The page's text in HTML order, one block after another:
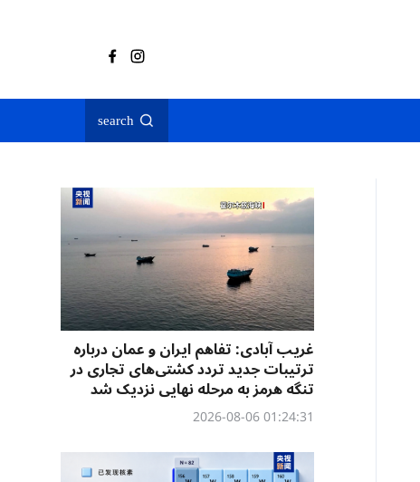
search
غریب آبادی: تفاهم ایران و عمان درباره
ترتیبات جدید تردد کشتی‌های تجاری در
تنگه هرمز به مرحله نهایی نزدیک شد
01:24:31 2026-08-06